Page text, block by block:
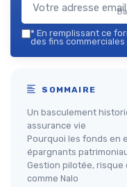
* En remplissant ce
des fins
SOMMAIRE
Un basculement
assurance vie
Pourquoi les fonds en
épargnants
Gestion pilotée,
comme Nalo